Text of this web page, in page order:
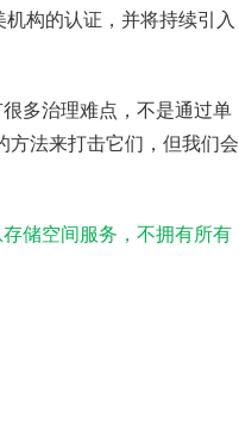
构的认证，并将持续引入
多治理难点，不是通过单
方法来打击它们，但我们会
储空间服务，不拥有所有